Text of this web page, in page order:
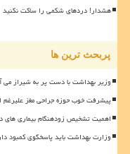
هشدار! دردهای شکمی را ساکت نکنید
پربحث ترین ها
وزیر بهداشت با دست پر به شیراز می
پیشرفت خوب حوزه جراحی مغز علیرغم
اهمیت تشخیص زودهنگام بیماری های
وزارت بهداشت باید پاسخگوی کمبود